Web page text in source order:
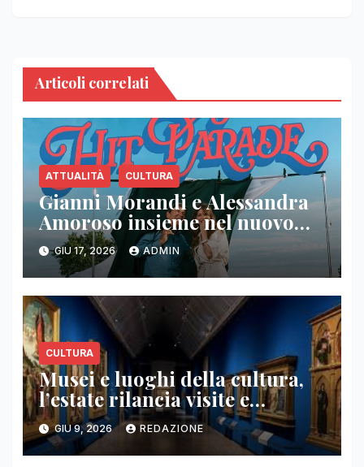
Articoli correlati
ATTUALITÀ CULTURA
Gianni Morandi e Alessandra
Amoroso insieme nel nuovo
singolo “Hit Parade”
GIU 17, 2026 ADMIN
CULTURA
Musei e luoghi della cultura,
l’estate rilancia visite e
percorsi all’aperto
GIU 9, 2026 REDAZIONE